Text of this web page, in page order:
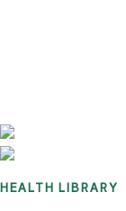
HEALTH LIBRARY